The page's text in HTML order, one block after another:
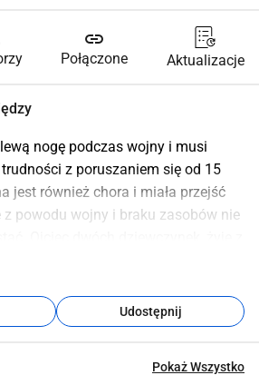
link
Połączone Aktualizacje
nogę podczas wojny i musi
z poruszaniem się od 15
jest również chora i miała przejść
z powodu wojny i braku zasobów nie
na północy strefy Gazy od czasu,
przed wojną i w którym
swoje dobra.
inną kampanię wsparcia
Udostępnij
Pokaż Wszystko